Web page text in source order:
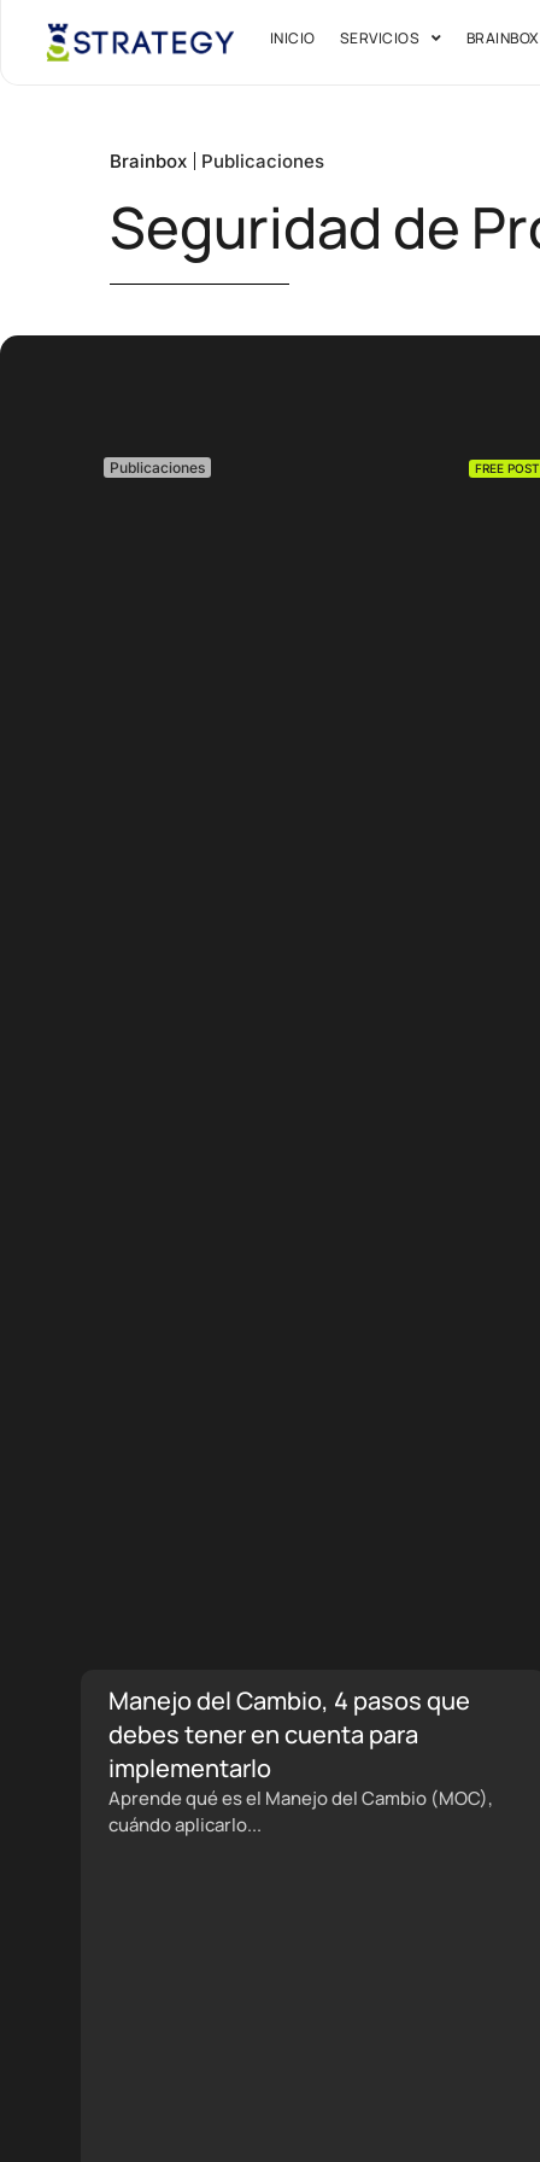
INICIO SERVICIOS BRAINBOX
Brainbox Publicaciones
Seguridad de
Publicaciones FREE POST
Manejo del Cambio, 4 pasos que
debes tener en cuenta para
implementarlo
Aprende qué es el Manejo del Cambio (MOC),
cuándo aplicarlo...